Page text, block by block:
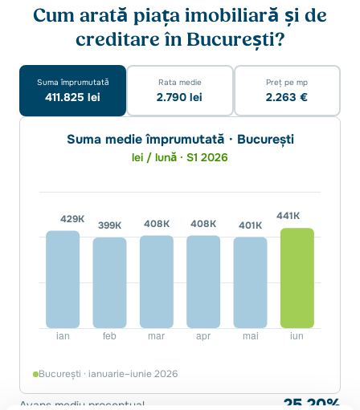
Cum arată piața imobiliară și de
creditare în București?
Suma împrumutată
411.825 lei
Rata medie
2.790 lei
Preț pe mp
2.263 €
Suma medie împrumutată · București
lei / lună · S1 2026
București · ianuarie–iunie 2026
Avans mediu procentual 25,20%